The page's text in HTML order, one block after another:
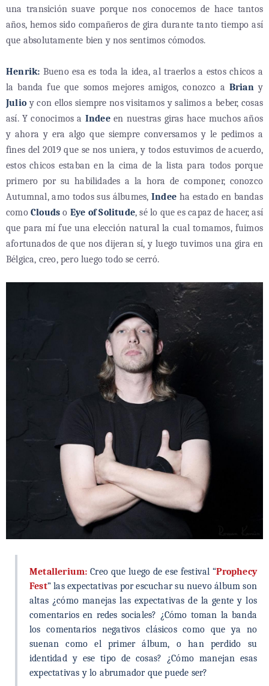
una transición suave porque nos conocemos de hace tantos
años, hemos sido compañeros de gira durante tanto tiempo así
que absolutamente bien y nos sentimos cómodos.
Henrik: Bueno esa es toda la idea, al traerlos a estos chicos a
la banda fue que somos mejores amigos, conozco a Briany
Julio y con ellos siempre nos visitamos y salimos a beber, cosas
así. Y conocimos a Indeeen nuestras giras hace muchos años
y ahora y era algo que siempre conversamos y le pedimos a
fines del 2019 que se nos uniera, y todos estuvimos de acuerdo,
estos chicos estaban en la cima de la lista para todos porque
primero por su habilidades a la hora de componer, conozco
Autumnal, amo todos sus álbumes,Indee ha estado en bandas
comoClouds o Eye of Solitude, sé lo que es capaz de hacer, así
que para mí fue una elección natural la cual tomamos, fuimos
afortunados de que nos dijeran sí, y luego tuvimos una gira en
Bélgica, creo, pero luego todo se cerró.
Metallerium: Creo que luego de ese festival “Prophecy
Fest” las expectativas por escuchar su nuevo álbum son
altas ¿cómo manejas las expectativas de la gente y los
comentarios en redes sociales? ¿Cómo toman la banda
los comentarios negativos clásicos como que ya no
suenan como el primer álbum, o han perdido su
identidad y ese tipo de cosas? ¿Cómo manejan esas
expectativas y lo abrumador que puede ser?